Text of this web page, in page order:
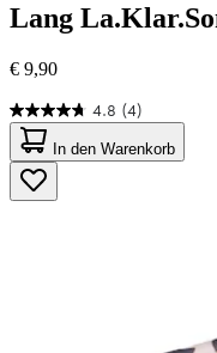
Lang
€ 9,90
4.8 (4)
4.8
von
5
Sternen.
4
In den Warenkorb